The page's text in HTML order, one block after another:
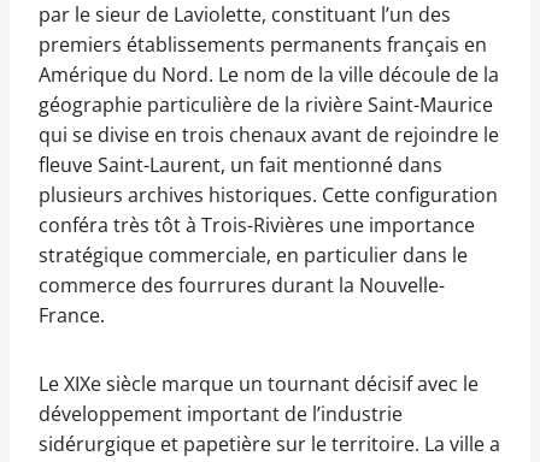
par le sieur de Laviolette, constituant l’un des
premiers établissements permanents français en
Amérique du Nord. Le nom de la ville découle de la
géographie particulière de la rivière Saint-Maurice
qui se divise en trois chenaux avant de rejoindre le
fleuve Saint-Laurent, un fait mentionné dans
plusieurs archives historiques. Cette configuration
conféra très tôt à Trois-Rivières une importance
stratégique commerciale, en particulier dans le
commerce des fourrures durant la Nouvelle-
France.
Le XIXe siècle marque un tournant décisif avec le
développement important de l’industrie
sidérurgique et papetière sur le territoire. La ville a